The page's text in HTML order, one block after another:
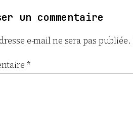
un commentaire
e-mail ne sera pas publiée.
*